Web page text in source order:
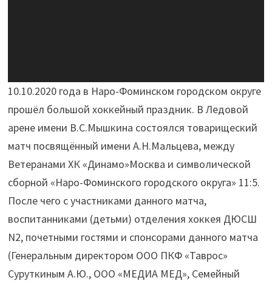
10.10.2020 года в Наро-Фоминском городском округе
прошёл большой хоккейный праздник. В Ледовой
арене имени В.С.Мышкина состоялся товарищеский
матч посвящённый имени А.Н.Мальцева, между
Ветеранами ХК «Динамо»Москва и символической
сборной «Наро-Фоминского городского округа» 11:5.
После чего с участниками данного матча,
воспитанниками (детьми) отделения хоккея ДЮСШ
N2, почетными гостями и спонсорами данного матча
(Генеральным директором ООО ПКФ «Таврос»
Суруткиным А.Ю., ООО «МЕДИА МЕД», Семейный